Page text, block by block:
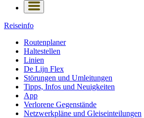
Reiseinfo
Routenplaner
Haltestellen
Linien
De Lijn Flex
Störungen und Umleitungen
Tipps, Infos und Neuigkeiten
App
Verlorene Gegenstände
Netzwerkpläne und Gleiseinteilungen